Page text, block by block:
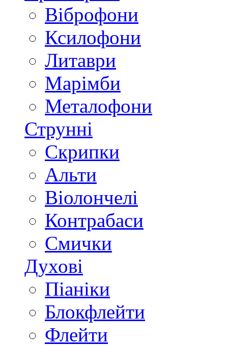
Віброфони
Ксилофони
Литаври
Марімби
Металофони
Струнні
Скрипки
Альти
Віолончелі
Контрабаси
Смички
Духові
Піаніки
Блокфлейти
Флейти